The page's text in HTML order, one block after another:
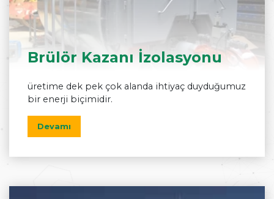
Brülör Kazanı İzolasyonu
üretime dek pek çok alanda ihtiyaç duyduğumuz
bir enerji biçimidir.
Devamı